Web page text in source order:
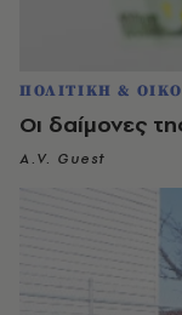
ΠΟΛΙΤΙΚΗ &
Οι δαίμονες
A.V. Guest